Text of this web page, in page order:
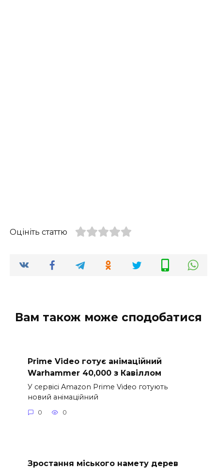
Оцініть статтю
Вам також може сподобатися
Prime Video готує анімаційний
Warhammer 40,000 з Кавіллом
У сервісі Amazon Prime Video готують
новий анімаційний
0 0
Зростання міського намету дерев